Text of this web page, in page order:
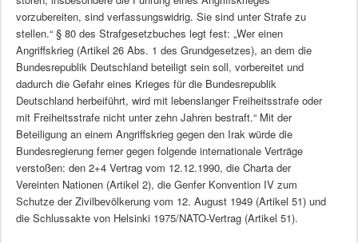
vorzubereiten, sind verfassungswidrig. Sie sind unter Strafe zu
stellen.“ § 80 des Strafgesetzbuches legt fest: „Wer einen
Angriffskrieg (Artikel 26 Abs. 1 des Grundgesetzes), an dem die
Bundesrepublik Deutschland beteiligt sein soll, vorbereitet und
dadurch die Gefahr eines Krieges für die Bundesrepublik
Deutschland herbeiführt, wird mit lebenslanger Freiheitsstrafe oder
mit Freiheitsstrafe nicht unter zehn Jahren bestraft.“ Mit der
Beteiligung an einem Angriffskrieg gegen den Irak würde die
Bundesregierung ferner gegen folgende internationale Verträge
verstoßen: den 2+4 Vertrag vom 12.12.1990, die Charta der
Vereinten Nationen (Artikel 2), die Genfer Konvention IV zum
Schutze der Zivilbevölkerung vom 12. August 1949 (Artikel 51) und
die Schlussakte von Helsinki 1975/NATO-Vertrag (Artikel 51).